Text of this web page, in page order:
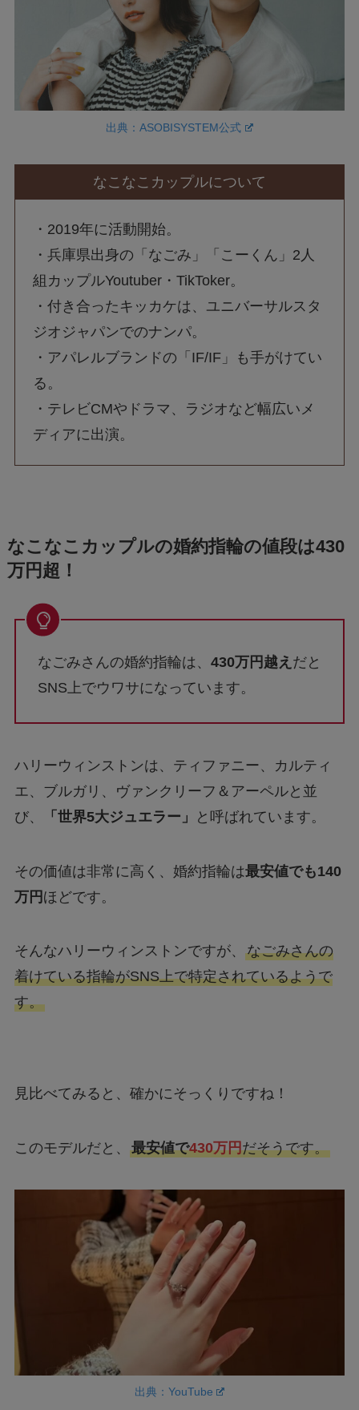
出典：ASOBISYSTEM公式
なこなこカップルについて
・2019年に活動開始。
・兵庫県出身の「なごみ」「こーくん」2人
組カップルYoutuber・TikToker。
・付き合ったキッカケは、ユニバーサルスタ
ジオジャパンでのナンパ。
・アパレルブランドの「IF/IF」も手がけてい
る。
・テレビCMやドラマ、ラジオなど幅広いメ
ディアに出演。
なこなこカップルの婚約指輪の値段は430
万円超！
なごみさんの婚約指輪は、 430万円越え だと
SNS上でウワサになっています。
ハリーウィンストンは、ティファニー、カルティ
エ、ブルガリ、ヴァンクリーフ＆アーペルと並
び、
「世界5大ジュエラー」 と呼ばれています。
その価値は非常に高く、婚約指輪は 最安値でも140
万円ほどです。
そんなハリーウィンストンですが、
なごみさんの
着けている指輪がSNS上で特定されているようで
す。
出典：YouTube